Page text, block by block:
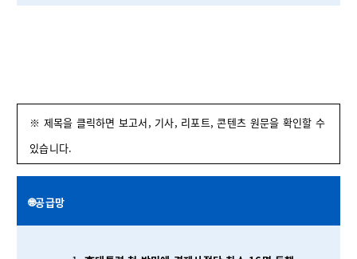
※ 제목을 클릭하면 보고서, 기사, 리포트, 콘텐츠 원문을 확인할 수
있습니다.
🌐공급망